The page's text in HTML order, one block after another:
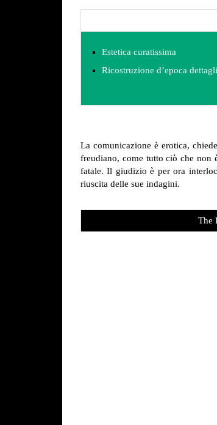
Estetica curatissima
Ricostruzione d’epoca
La comunicazione è erotica,
freudiano, come tutto ciò che non
fatale. Il giudizio è per ora
riuscita delle sue indagini.
The